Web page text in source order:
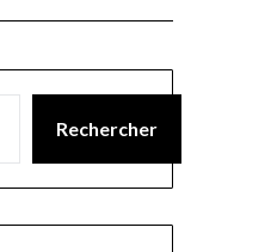
Rechercher